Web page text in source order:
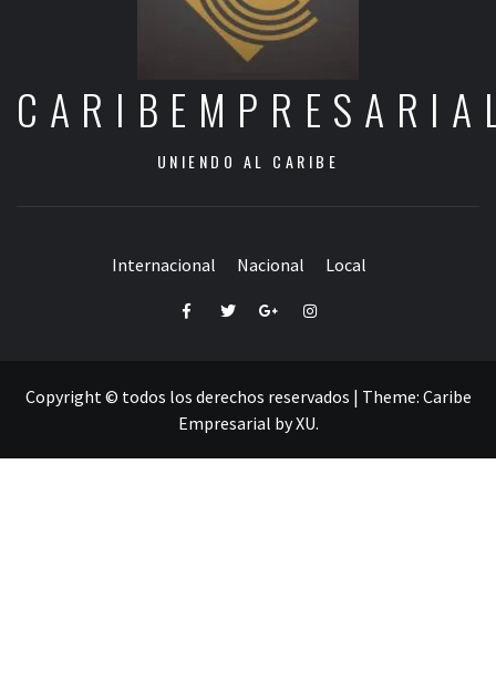
UNIENDO AL CARIBE
Internacional Nacional Local
FacebookTwitterGoogle+Instagram
Copyright © todos los derechos reservados | Theme: Caribe
Empresarial byXU.